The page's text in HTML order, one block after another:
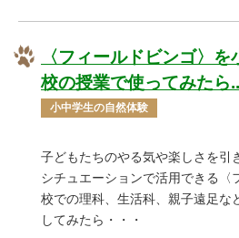
〈フィールドビンゴ〉を
校の授業で使ってみたら
小中学生の自然体験
子どもたちのやる気や楽しさを引
シチュエーションで活用できる〈
校での理科、生活科、親子遠足な
してみたら・・・